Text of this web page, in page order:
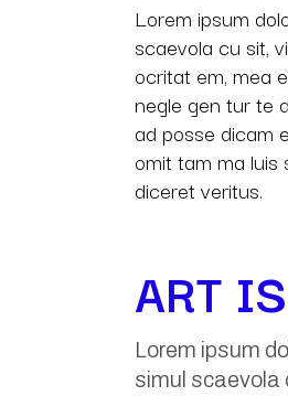
Lorem ipsum
scaevola cu sit,
ocritat em, mea
negle gen tur te
ad posse dicam
omit tam ma luis
diceret veritus.
ART
Lorem ipsum
simul scaevola